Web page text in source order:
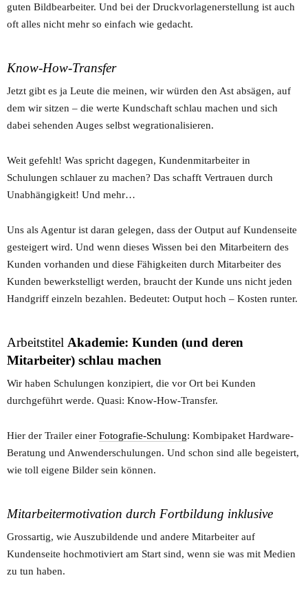
guten Bildbearbeiter. Und bei der Druckvorlagenerstellung ist auch
oft alles nicht mehr so einfach wie gedacht.
Know-How-Transfer
Jetzt gibt es ja Leute die meinen, wir würden den Ast absägen, auf
dem wir sitzen – die werte Kundschaft schlau machen und sich
dabei sehenden Auges selbst wegrationalisieren.
Weit gefehlt! Was spricht dagegen, Kundenmitarbeiter in
Schulungen schlauer zu machen? Das schafft Vertrauen durch
Unabhängigkeit! Und mehr…
Uns als Agentur ist daran gelegen, dass der Output auf Kundenseite
gesteigert wird. Und wenn dieses Wissen bei den Mitarbeitern des
Kunden vorhanden und diese Fähigkeiten durch Mitarbeiter des
Kunden bewerkstelligt werden, braucht der Kunde uns nicht jeden
Handgriff einzeln bezahlen. Bedeutet: Output hoch – Kosten runter.
Arbeitstitel Akademie: Kunden (und deren
Mitarbeiter) schlau machen
Wir haben Schulungen konzipiert, die vor Ort bei Kunden
durchgeführt werde. Quasi: Know-How-Transfer.
Hier der Trailer einer Fotografie-Schulung: Kombipaket Hardware-
Beratung und Anwenderschulungen. Und schon sind alle begeistert,
wie toll eigene Bilder sein können.
Mitarbeitermotivation durch Fortbildung inklusive
Grossartig, wie Auszubildende und andere Mitarbeiter auf
Kundenseite hochmotiviert am Start sind, wenn sie was mit Medien
zu tun haben.